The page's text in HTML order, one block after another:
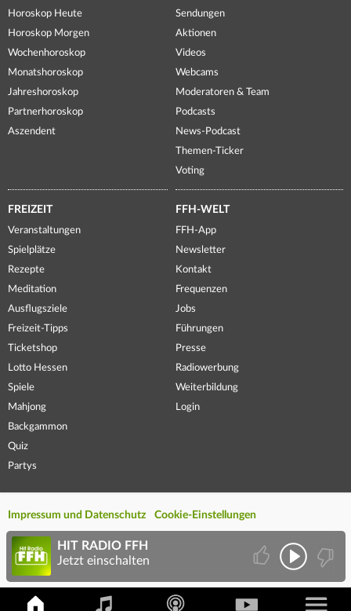
Horoskop Heute
Horoskop Morgen
Wochenhoroskop
Monatshoroskop
Jahreshoroskop
Partnerhoroskop
Aszendent
Sendungen
Aktionen
Videos
Webcams
Moderatoren & Team
Podcasts
News-Podcast
Themen-Ticker
Voting
FREIZEIT
Veranstaltungen
Spielplätze
Rezepte
Meditation
Ausflugsziele
Freizeit-Tipps
Ticketshop
Lotto Hessen
Spiele
Mahjong
Backgammon
Quiz
Partys
FFH-WELT
FFH-App
Newsletter
Kontakt
Frequenzen
Jobs
Führungen
Presse
Radiowerbung
Weiterbildung
Login
Impressum und Datenschutz Cookie-Einstellungen
HIT RADIO FFH
Jetzt einschalten